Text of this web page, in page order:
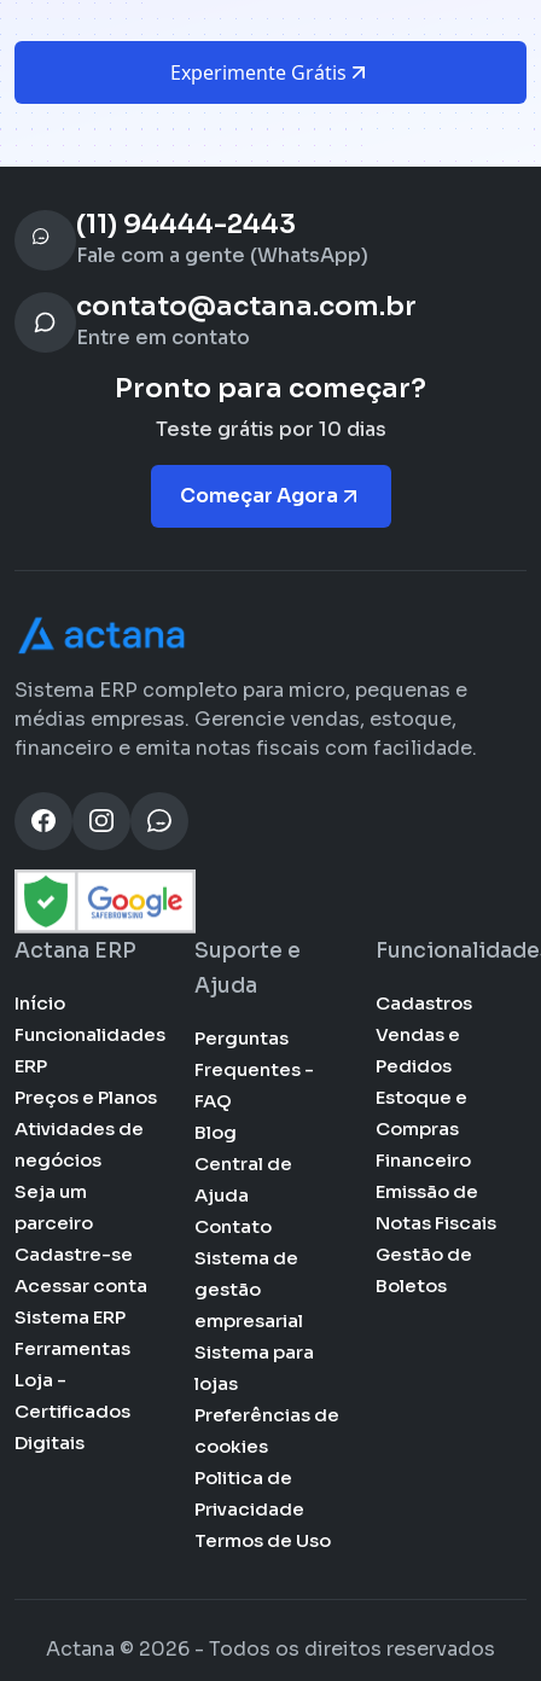
Experimente Grátis
(11) 94444-2443
Fale com a gente (WhatsApp)
contato@actana.com.br
Entre em contato
Pronto para começar?
Teste grátis por 10 dias
Começar Agora
Sistema ERP completo para micro, pequenas e
médias empresas. Gerencie vendas, estoque,
financeiro e emita notas fiscais com facilidade.
Actana ERP
Início
Funcionalidades
ERP
Preços e Planos
Atividades de
negócios
Seja um
parceiro
Cadastre-se
Acessar conta
Sistema ERP
Ferramentas
Loja -
Certificados
Digitais
Suporte e
Ajuda
Perguntas
Frequentes -
FAQ
Blog
Central de
Ajuda
Contato
Sistema de
gestão
empresarial
Sistema para
lojas
Preferências de
cookies
Politica de
Privacidade
Termos de Uso
Cadastros
Vendas e
Pedidos
Estoque e
Compras
Financeiro
Emissão de
Notas Fiscais
Gestão de
Boletos
Actana © 2026 - Todos os direitos reservados